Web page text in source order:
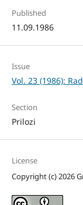
Published
11.09.1986
Issue
Vol. 23 (1986):
Section
Prilozi
License
Copyright (c) 2026